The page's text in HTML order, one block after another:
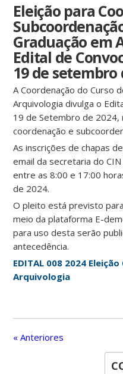
Eleição para
Graduação em
Edital de
19 de setembro
A Coordenação do Curso
Arquivologia divulga o
19 de Setembro de 2024,
coordenação e
As inscrições de chapas
email da secretaria do
entre as 8:00 e 17:00
de 2024.
O pleito está previsto
meio da plataforma E-
para uso desta serão
antecedência.
EDITAL 008 2024
Arquivologia
« Anteriores